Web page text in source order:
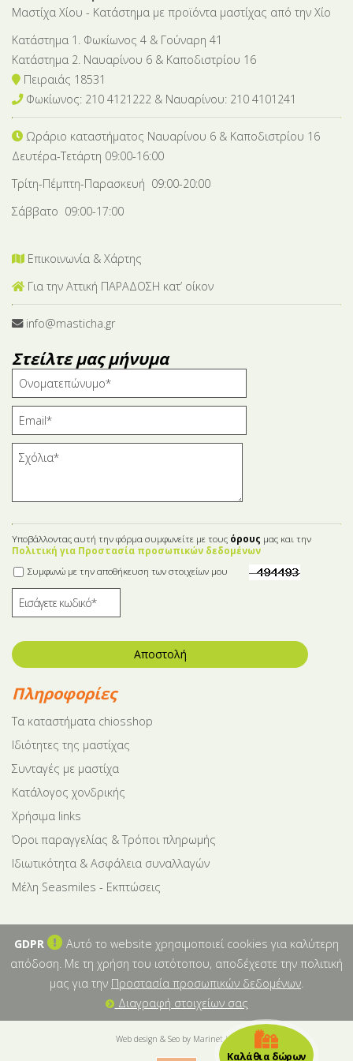
Μαστίχα Χίου - Κατάστημα με προϊόντα μαστίχας από την Χίο
Κατάστημα 1. Φωκίωνος 4 & Γούναρη 41
Κατάστημα 2. Ναυαρίνου 6 & Καποδιστρίου 16
Πειραιάς 18531
Φωκίωνος: 210 4121222 & Nαυαρίνου: 210 4101241
Ωράριο καταστήματος Ναυαρίνου 6 & Καποδιστρίου 16
Δευτέρα-Tετάρτη 09:00-16:00
Τρίτη-Πέμπτη-Παρασκευή 09:00-20:00
Σάββατο 09:00-17:00
Επικοινωνία & Χάρτης
Για την Αττική ΠΑΡΑΔΟΣΗ κατ’ οίκον
info@masticha.gr
Στείλτε μας μήνυμα
Υποβάλλοντας αυτή την φόρμα συμφωνείτε με τους όρους μας και την
Πολιτική για Προστασία προσωπικών δεδομένων
Συμφωνώ με την αποθήκευση των στοιχείων μου
Αποστολή
Πληροφορίες
Tα καταστήματα chiosshop
Ιδιότητες της μαστίχας
Συνταγές με μαστίχα
Κατάλογος χονδρικής
Χρήσιμα links
Όροι παραγγελίας & Τρόποι πληρωμής
Ιδιωτικότητα & Ασφάλεια συναλλαγών
Μέλη Seasmiles - Εκπτώσεις
GDPR
Αυτό το website χρησιμοποιεί cookies για καλύτερη
απόδοση. Με τη χρήση του ιστότοπου, αποδέχεστε την πολιτική
μας για την Προστασία προσωπικών δεδομένων.
Διαγραφή στοιχείων σας
Web design & Seo by Marinet Ltd
Καλάθια δώρων